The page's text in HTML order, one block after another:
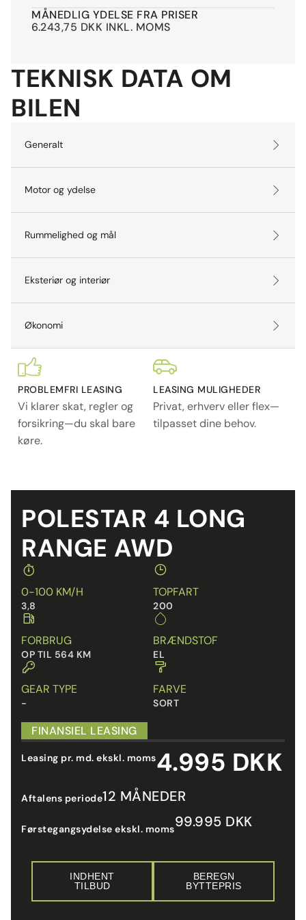
MÅNEDLIG YDELSE FRA PRISER
6.243,75 DKK INKL. MOMS
TEKNISK DATA OM
BILEN
Generalt
Motor og ydelse
Rummelighed og mål
Eksteriør og interiør
Økonomi
PROBLEMFRI LEASING
Vi klarer skat, regler og
forsikring—du skal bare
køre.
LEASING MULIGHEDER
Privat, erhverv eller flex—
tilpasset dine behov.
POLESTAR 4 LONG
RANGE AWD
0-100 KM/H
3,8
TOPFART
200
FORBRUG
OP TIL 564 KM
BRÆNDSTOF
EL
GEAR TYPE
-
FARVE
SORT
FINANSIEL LEASING
Leasing pr. md. ekskl. moms4.995 DKK
Aftalens periode12 MÅNEDER
Førstegangsydelse ekskl. moms99.995 DKK
INDHENT
TILBUD
BEREGN
BYTTEPRIS